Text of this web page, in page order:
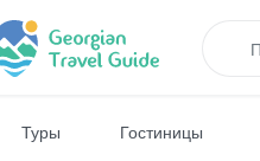
Туры Гостиницы